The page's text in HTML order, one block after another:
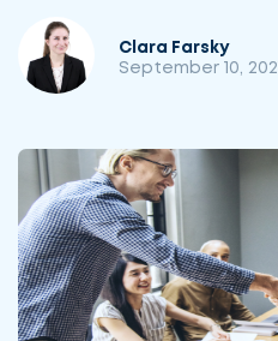
Clara Farsky
September 10, 2021